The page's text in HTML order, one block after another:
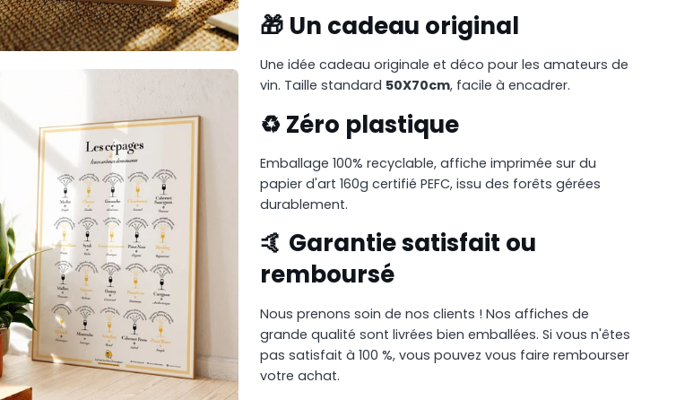
🎁 Un cadeau original
Une idée cadeau originale et déco pour les amateurs de
vin. Taille standard 50X70cm, facile à encadrer.
♻️ Zéro plastique
Emballage 100% recyclable, affiche imprimée sur du
papier d'art 160g certifié PEFC, issu des forêts gérées
durablement.
🤙 Garantie satisfait ou
remboursé
Nous prenons soin de nos clients ! Nos affiches de
grande qualité sont livrées bien emballées. Si vous n'êtes
pas satisfait à 100 %, vous pouvez vous faire rembourser
votre achat.